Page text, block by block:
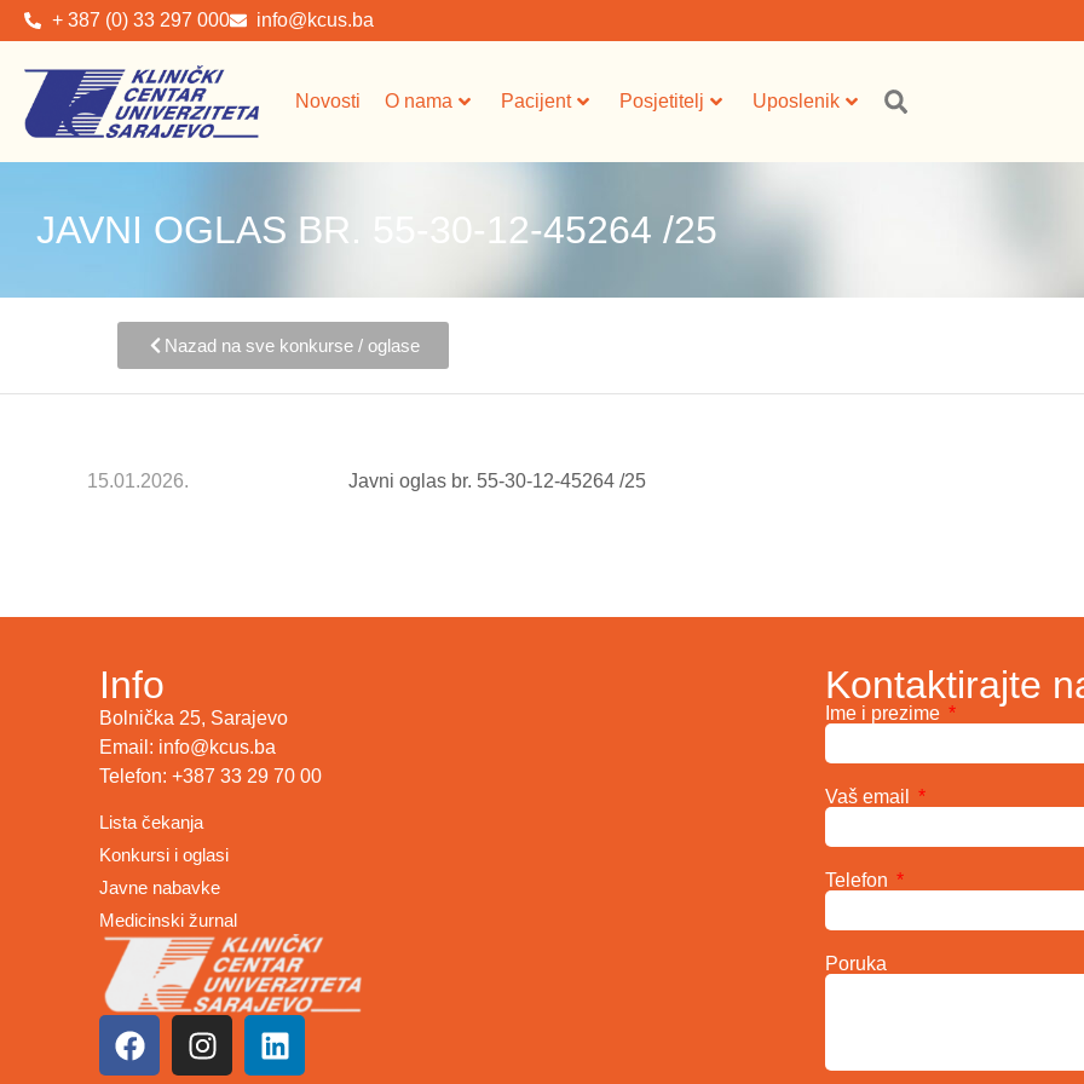
+ 387 (0) 33 297 000 info@kcus.ba
Novosti O nama Pacijent Posjetitelj Uposlenik
JAVNI OGLAS BR. 55-30-12-45264 /25
Nazad na sve konkurse / oglase
15.01.2026. Javni oglas br. 55-30-12-45264 /25
Info
Bolnička 25, Sarajevo
Email: info@kcus.ba
Telefon: +387 33 29 70 00
Lista čekanja
Konkursi i oglasi
Javne nabavke
Medicinski žurnal
Kontaktirajte
Ime i prezime
Vaš email
Telefon
Poruka